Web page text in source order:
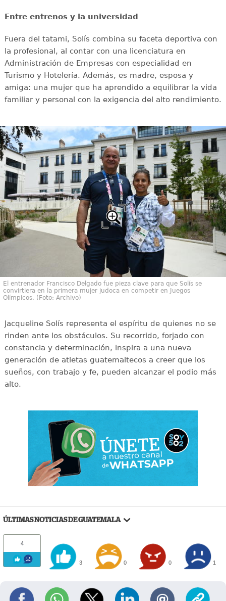
Entre entrenos y la universidad
Fuera del tatami, Solís combina su faceta deportiva con
la profesional, al contar con una licenciatura en
Administración de Empresas con especialidad en
Turismo y Hotelería. Además, es madre, esposa y
amiga: una mujer que ha aprendido a equilibrar la vida
familiar y personal con la exigencia del alto rendimiento.
El entrenador Francisco Delgado fue pieza clave para que Solís se
convirtiera en la primera mujer judoca en competir en Juegos
Olímpicos. (Foto: Archivo)
Jacqueline Solís representa el espíritu de quienes no se
rinden ante los obstáculos. Su recorrido, forjado con
constancia y determinación, inspira a una nueva
generación de atletas guatemaltecos a creer que los
sueños, con trabajo y fe, pueden alcanzar el podio más
alto.
ÚLTIMAS NOTICIAS DE GUATEMALA
4
3 0 0 1